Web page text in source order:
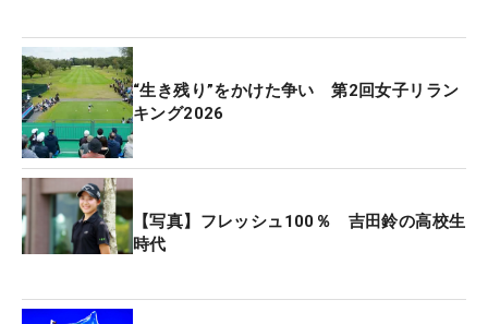
る。
“生き残り”をかけた争い 第2回女子リラン
キング2026
【写真】フレッシュ100％ 吉田鈴の高校生
時代